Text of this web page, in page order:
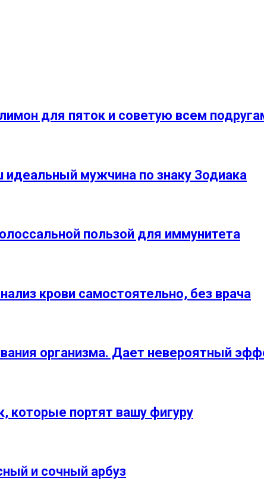
для пяток и советую всем
мужчина по знаку Зодиака
пользой для иммунитета
крови самостоятельно, без врача
организма. Дает невероятный
которые портят вашу фигуру
и сочный арбуз